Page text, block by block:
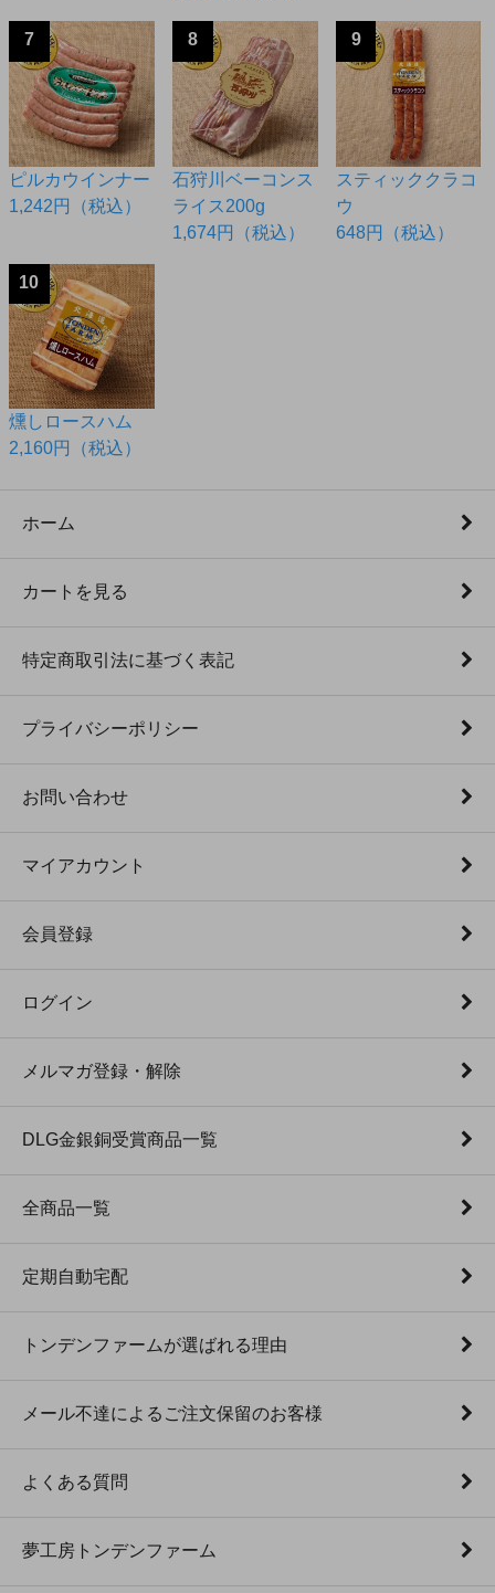
7
ピルカウインナー
1,242円（税込）
8
石狩川ベーコンス
ライス200g
1,674円（税込）
9
スティッククラコ
ウ
648円（税込）
10
燻しロースハム
2,160円（税込）
ホーム
カートを見る
特定商取引法に基づく表記
プライバシーポリシー
お問い合わせ
マイアカウント
会員登録
ログイン
メルマガ登録・解除
DLG金銀銅受賞商品一覧
全商品一覧
定期自動宅配
トンデンファームが選ばれる理由
メール不達によるご注文保留のお客様
よくある質問
夢工房トンデンファーム